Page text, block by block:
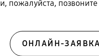
пожалуйста,
ОНЛАЙН-